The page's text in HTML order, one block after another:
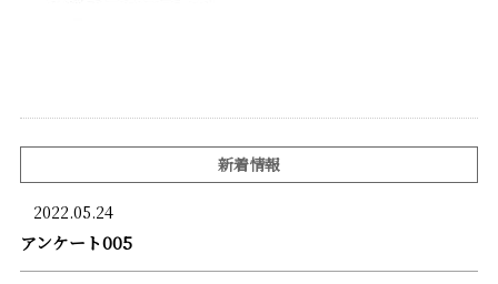
新着情報
2022.05.24
アンケート005